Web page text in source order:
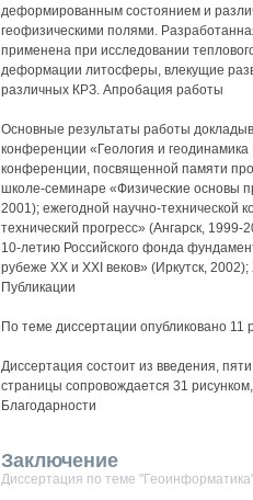
деформированным состоянием и
геофизическими полями.
применена при исследовании
деформации литосферы, влекущие
различных КРЗ. Апробация работы
Основные результаты работы
конференции «Геология и
конференции, посвященной памяти
школе-семинаре «Физические основы
2001); ежегодной научно-технической
технический прогресс» (Ангарск,
10-летию Российского фонда
рубеже XX и XXI веков» (Иркутск,
Публикации
По теме диссертации опубликовано 11
Диссертация состоит из введения,
страницы сопровождается 31
Благодарности
Заключение
Диссертация по теме